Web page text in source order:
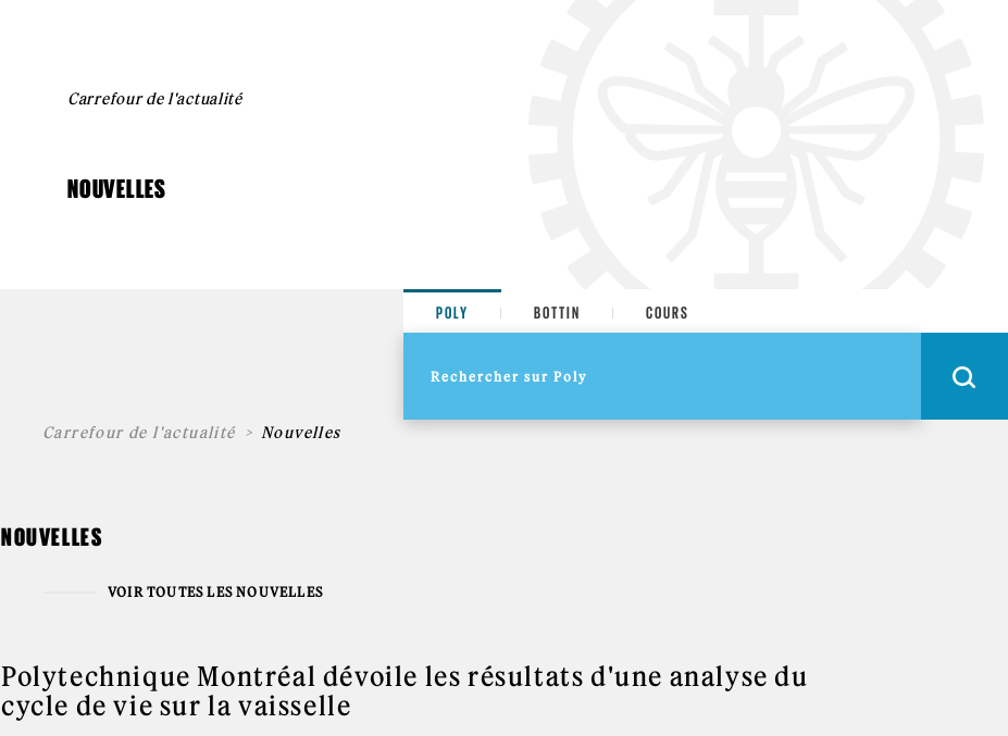
Carrefour de l'actualité
NOUVELLES
POLY BOTTIN COURS
Carrefour de l'actualité Nouvelles
NOUVELLES
Polytechnique Montréal dévoile les résultats d'une analyse du
cycle de vie sur la vaisselle
VOIR TOUTES LES NOUVELLES